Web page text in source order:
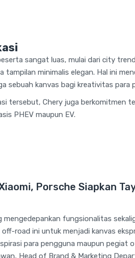
sangat luas, mulai dari city
tampilan minimalis elegan. Hal ini
sebuah kanvas bagi kreativitas para
tersebut, Chery juga berkomitmen
PHEV maupun EV.
Porsche Siapkan
fungsionalitas
road ini untuk menjadi kanvas
para pengguna maupun
Head of Brand & Marketing